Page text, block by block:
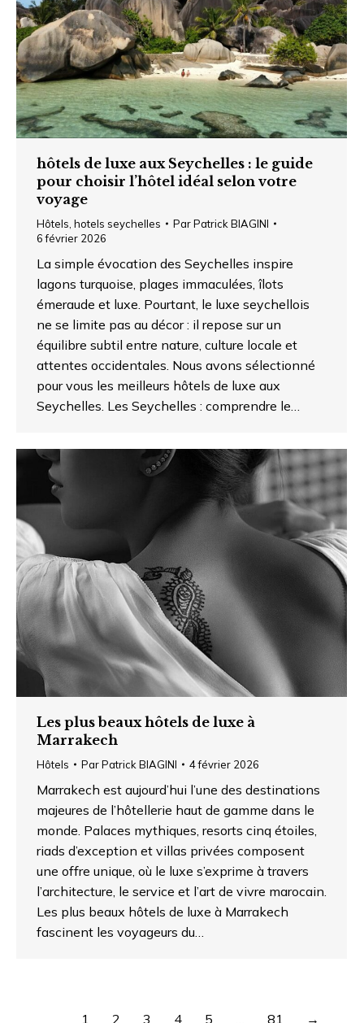
hôtels de luxe aux Seychelles : le guide
pour choisir l’hôtel idéal selon votre
voyage
Hôtels hotels seychelles ParPatrick BIAGINI
6 février 2026
La simple évocation des Seychelles inspire
lagons turquoise, plages immaculées, îlots
émeraude et luxe. Pourtant, le luxe seychellois
ne se limite pas au décor : il repose sur un
équilibre subtil entre nature, culture locale et
attentes occidentales. Nous avons sélectionné
pour vous les meilleurs hôtels de luxe aux
Seychelles. Les Seychelles : comprendre le…
Les plus beaux hôtels de luxe à
Marrakech
Hôtels ParPatrick BIAGINI 4 février 2026
Marrakech est aujourd’hui l’une des destinations
majeures de l’hôtellerie haut de gamme dans le
monde. Palaces mythiques, resorts cinq étoiles,
riads d’exception et villas privées composent
une offre unique, où le luxe s’exprime à travers
l’architecture, le service et l’art de vivre marocain.
Les plus beaux hôtels de luxe à Marrakech
fascinent les voyageurs du…
1 2 3 4 5 81 →